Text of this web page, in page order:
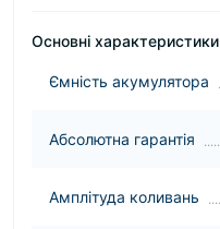
Основні характеристики
Ємність акумулятора
Абсолютна гарантія
Амплітуда коливань